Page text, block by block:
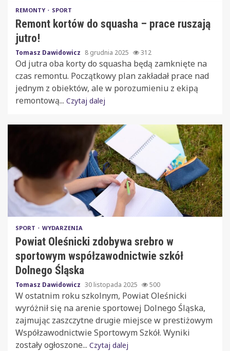
REMONTY SPORT
Remont kortów do squasha – prace ruszają
jutro!
Tomasz Dawidowicz 8 grudnia 2025 312
Od jutra oba korty do squasha będą zamknięte na
czas remontu. Początkowy plan zakładał prace nad
jednym z obiektów, ale w porozumieniu z ekipą
remontową... Czytaj dalej
SPORT WYDARZENIA
Powiat Oleśnicki zdobywa srebro w
sportowym współzawodnictwie szkół
Dolnego Śląska
Tomasz Dawidowicz 30 listopada 2025 500
W ostatnim roku szkolnym, Powiat Oleśnicki
wyróżnił się na arenie sportowej Dolnego Śląska,
zajmując zaszczytne drugie miejsce w prestiżowym
Współzawodnictwie Sportowym Szkół. Wyniki
zostały ogłoszone... Czytaj dalej